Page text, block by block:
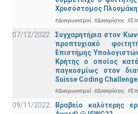
Χρυσόστομος
#Διαγωνισμοί #Διακρίσεις
07/12/2022
Συγχαρητήρια στον
προπτυχιακό
Επιστήμης
Κρήτης ο οποίος
παγκοσμίως στον
Suisse Coding Challenge
#Διαγωνισμοί #Διακρίσεις
09/11/2022
Βραβείο καλύτερης